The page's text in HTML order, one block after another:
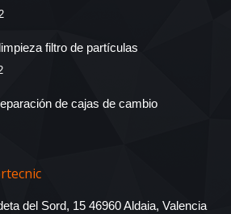
filtro de partículas
de cajas de cambio
del Sord, 15 46960 Aldaia, Valencia